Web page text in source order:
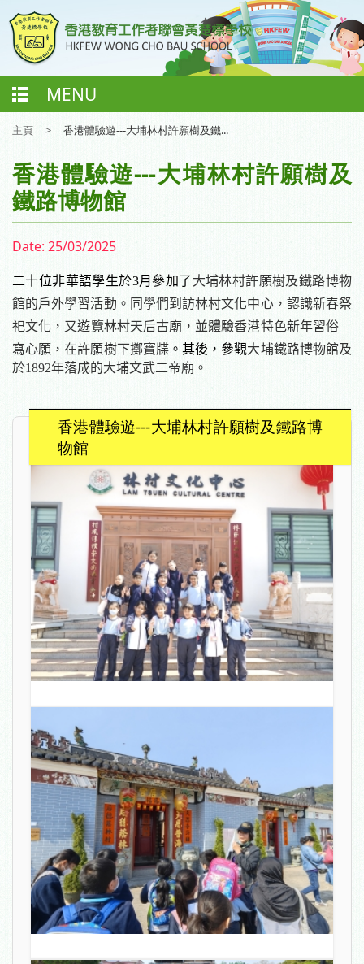
MENU
主頁 > 香港體驗遊---大埔林村許願樹及鐵...
香港體驗遊---大埔林村許願樹及
鐵路博物館
Date: 25/03/2025
二十位非華語學生於3月參加了 大埔林村許願樹及鐵路博物
館的戶外學習活動。 同學們到訪林村文化中心，認識新春祭
祀文化 ，又遊覽林村天后古廟，並體驗香港特色新年習俗—
寫心願，在許願樹下擲寶牒。其後，參觀大埔鐵路博物館及
於1892年落成的大埔文武二帝廟。
香港體驗遊---大埔林村許願樹及鐵路博
物館